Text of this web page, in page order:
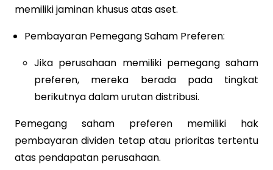
memiliki jaminan khusus atas aset.
Pembayaran Pemegang Saham Preferen:
Jika perusahaan memiliki pemegang saham
preferen, mereka berada pada tingkat
berikutnya dalam urutan distribusi.
Pemegang saham preferen memiliki hak
pembayaran dividen tetap atau prioritas tertentu
atas pendapatan perusahaan.